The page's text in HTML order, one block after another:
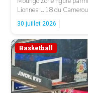
Lionnes U18 du
2026, qui se déroulera à
LA PUBLICITÉ […]
30 juillet 2026
Basketball